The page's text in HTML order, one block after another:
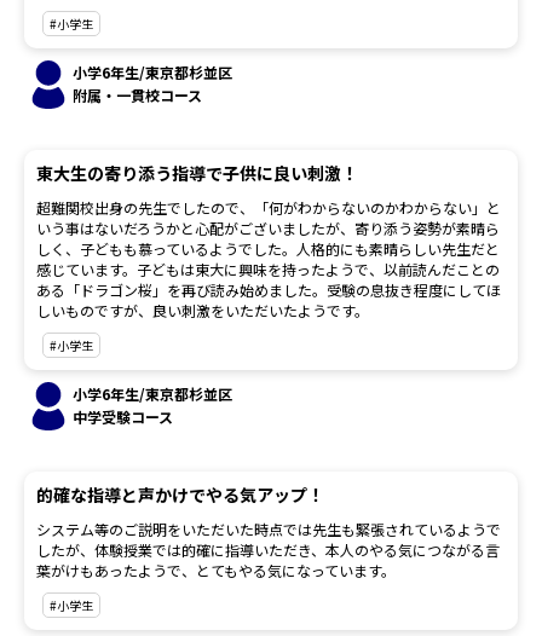
#小学生
小学6年生/東京都杉並区
附属・一貫校コース
東大生の寄り添う指導で子供に良い刺激！
超難関校出身の先生でしたので、「何がわからないのかわからない」と
いう事はないだろうかと心配がございましたが、寄り添う姿勢が素晴ら
しく、子どもも慕っているようでした。人格的にも素晴らしい先生だと
感じています。子どもは東大に興味を持ったようで、以前読んだことの
ある「ドラゴン桜」を再び読み始めました。受験の息抜き程度にしてほ
しいものですが、良い刺激をいただいたようです。
#小学生
小学6年生/東京都杉並区
中学受験コース
的確な指導と声かけでやる気アップ！
システム等のご説明をいただいた時点では先生も緊張されているようで
したが、体験授業では的確に指導いただき、本人のやる気につながる言
葉がけもあったようで、とてもやる気になっています。
#小学生